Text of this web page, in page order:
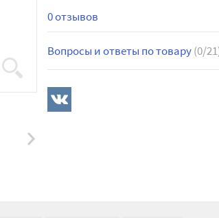
0 отзывов
Вопросы и ответы по товару(0/